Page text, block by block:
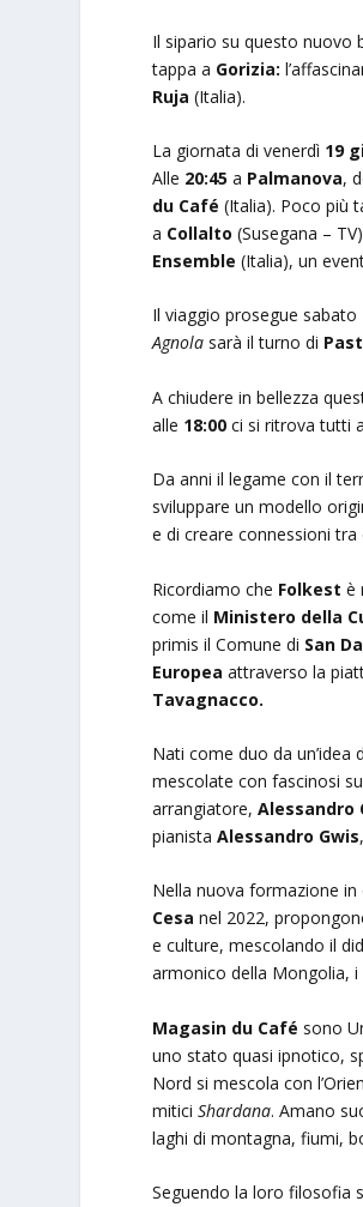
Il sipario su questo nuovo
tappa a Gorizia:
Ruja (Italia).
La giornata di venerdì 19
Alle 20:45 a Palmanova,
du Café(Italia). Poco più
a Collalto (Susegana –
Ensemble (Italia), un
Il viaggio prosegue sabato
Agnola sarà il turno di
A chiudere in bellezza
alle 18:00 ci si ritrova tutti
Da anni il legame con il
sviluppare un modello
e di creare connessioni
Ricordiamo che Folkest è
come il Ministero della
primis il Comune di San
Europea attraverso la
Tavagnacco.
Nati come duo da un’idea
mescolate con fascinosi
arrangiatore,Alessandro
pianistaAlessandro Gwis
Nella nuova formazione
Cesa nel 2022,
e culture, mescolando il
armonico della Mongolia,
Magasin du Café sono
uno stato quasi ipnotico,
Nord si mescola con
miticiShardana. Amano
laghi di montagna, fiumi,
Seguendo la loro filosofia